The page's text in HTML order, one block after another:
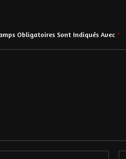
Obligatoires Sont Indiqués Avec *